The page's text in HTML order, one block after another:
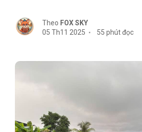
Theo FOX SKY
05 Th11 2025
55 phút đọc